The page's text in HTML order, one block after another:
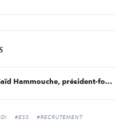
[Acteurs de l’engagement] Saïd Hammouche, président-fondateur de Mozaïk RH et président de la Fondation Mozaïk
#ESS
#RECRUTEMENT